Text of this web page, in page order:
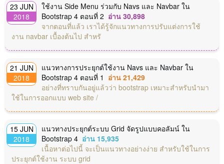
23 JUN
2018
ใช้งาน Side Menu ร่วมกับ Navs และ Navbar ใน
Bootstrap 4 ตอนที่ 2 อ่าน 30,898
จากตอนที่แล้ว เราได้รู้จักแนวทางการปรับแต่งการใช้
งาน navbar เบื้องต้นไป สำหรั
21 JUN
2018
แนวทางการประยุกต์ใช้งาน Navs และ Navbar ใน
Bootstrap 4 ตอนที่ 1 อ่าน 21,429
อย่างที่ทราบกันอยู่แล้วว่า bootstrap เหมาะสำหรับนำมา
ใช้ในการออกแบบ web site /
15 JUN
2018
แนวทางประยุกต์ระบบ Grid จัดรูปแบบคอลัมน์ ใน
Bootstrap 4 อ่าน 15,935
เนื้อหาต่อไปนี้ จะเป็นแนวทางอย่างง่าย สำหรับใช้ในการ
ประยุกต์ใช้งาน ระบบ grid